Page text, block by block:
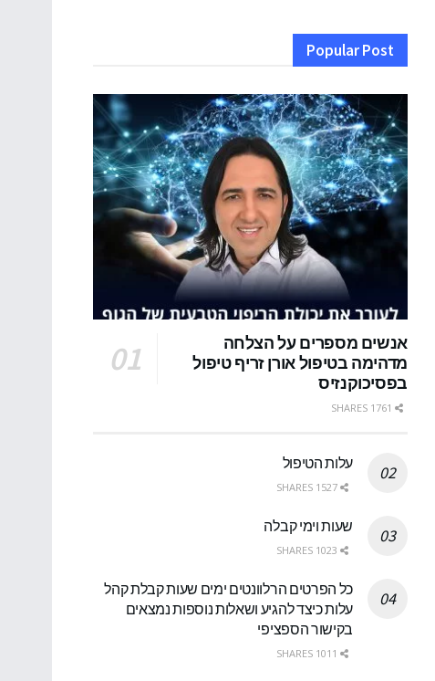
Popular Post
אנשים מספרים על הצלחה
מדהימה בטיפול אורן זריף טיפול
בפסיכוקנזיס
עלות הטיפול
שעות וימי קבלה
כל הפרטים הרלוונטים ימים שעות קבלת קהל
עלות כיצד להגיע ושאלות נוספות נמצאים
בקישור הספציפי